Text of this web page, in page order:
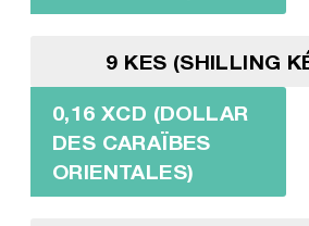
9 KES (SHILLING
0,16 XCD (DOLLAR
DES CARAÏBES
ORIENTALES)